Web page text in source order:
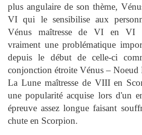
plus angulaire de son thème,
VI qui le sensibilise aux
Vénus maîtresse de VI en VI
vraiment une problématique
depuis le début de celle-ci
conjonction étroite Vénus – Noeud
La Lune maîtresse de VIII en
une popularité acquise lors d'un
épreuve assez longue faisant
chute en Scorpion.